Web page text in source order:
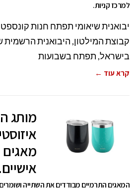
למרכז קניות.
יבואנית שיאומי תפתח חנות
קבוצת המילטון, היבואנית הרשמית
בישראל, תפתח בשבועות
קרא עוד ←
מותג
המאגים התרמיים מבודדים את השתייה